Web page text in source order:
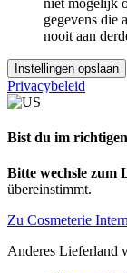
niet mogelijk
gegevens die
nooit aan
Instellingen opslaan
Privacybeleid
Bist du im
Bitte wechsle zum
übereinstimmt.
Zu Cosmeterie
Anderes Lieferland